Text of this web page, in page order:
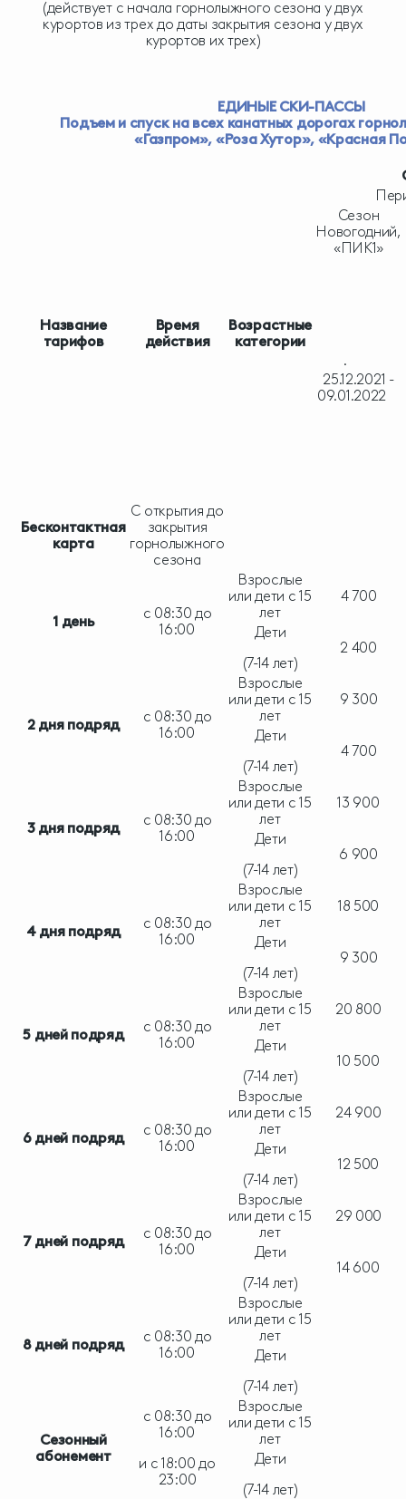
(действует c начала горнолыжного сезона у двух
курортов из трех до даты закрытия сезона у двух
курортов их трех)
ЕДИНЫЕ СКИ-ПАССЫ
Подъем и спуск на всех канатных дорогах
«Газпром», «Роза Хутор», «Красная
Название
тарифов
Время
действия
Возрастные
категории
Сезон
Новогодний,
«ПИК1»
·
25.12.2021 -
09.01.2022
Бесконтактная
карта
С открытия до
закрытия
горнолыжного
сезона
1 день
с 08:30 до
16:00
Взрослые
или дети с 15
лет
4 700
Дети
(7-14 лет)
2 400
2 дня подряд
с 08:30 до
16:00
Взрослые
или дети с 15
лет
9 300
Дети
(7-14 лет)
4 700
3 дня подряд
с 08:30 до
16:00
Взрослые
или дети с 15
лет
13 900
Дети
(7-14 лет)
6 900
4 дня подряд
с 08:30 до
16:00
Взрослые
или дети с 15
лет
18 500
Дети
(7-14 лет)
9 300
5 дней подряд
с 08:30 до
16:00
Взрослые
или дети с 15
лет
20 800
Дети
(7-14 лет)
10 500
6 дней подряд
с 08:30 до
16:00
Взрослые
или дети с 15
лет
24 900
Дети
(7-14 лет)
12 500
7 дней подряд
с 08:30 до
16:00
Взрослые
или дети с 15
лет
29 000
Дети
(7-14 лет)
14 600
8 дней подряд
с 08:30 до
16:00
Взрослые
или дети с 15
лет
Дети
(7-14 лет)
Сезонный
абонемент
с 08:30 до
16:00
и с 18:00 до
23:00
Взрослые
или дети с 15
лет
Дети
(7-14 лет)